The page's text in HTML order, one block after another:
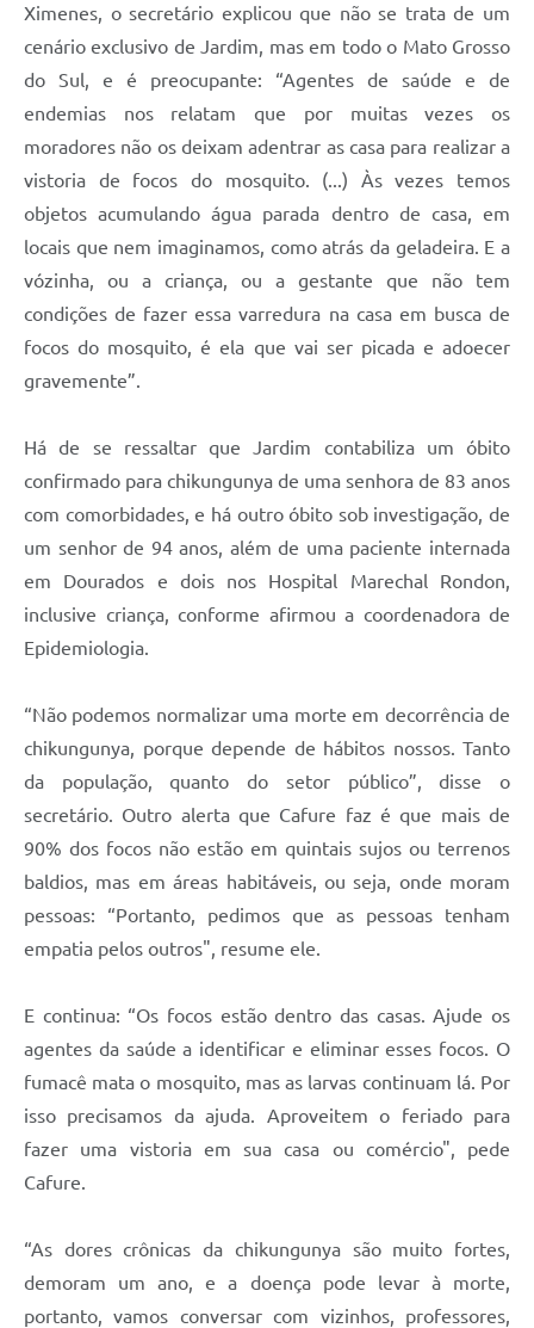
Ximenes, o secretário explicou que não se trata de um
cenário exclusivo de Jardim, mas em todo o Mato Grosso
do Sul, e é preocupante: “Agentes de saúde e de
endemias nos relatam que por muitas vezes os
moradores não os deixam adentrar as casa para realizar a
vistoria de focos do mosquito. (...) Às vezes temos
objetos acumulando água parada dentro de casa, em
locais que nem imaginamos, como atrás da geladeira. E a
vózinha, ou a criança, ou a gestante que não tem
condições de fazer essa varredura na casa em busca de
focos do mosquito, é ela que vai ser picada e adoecer
gravemente”.
Há de se ressaltar que Jardim contabiliza um óbito
confirmado para chikungunya de uma senhora de 83 anos
com comorbidades, e há outro óbito sob investigação, de
um senhor de 94 anos, além de uma paciente internada
em Dourados e dois nos Hospital Marechal Rondon,
inclusive criança, conforme afirmou a coordenadora de
Epidemiologia.
“Não podemos normalizar uma morte em decorrência de
chikungunya, porque depende de hábitos nossos. Tanto
da população, quanto do setor público”, disse o
secretário. Outro alerta que Cafure faz é que mais de
90% dos focos não estão em quintais sujos ou terrenos
baldios, mas em áreas habitáveis, ou seja, onde moram
pessoas: “Portanto, pedimos que as pessoas tenham
empatia pelos outros", resume ele.
E continua: “Os focos estão dentro das casas. Ajude os
agentes da saúde a identificar e eliminar esses focos. O
fumacê mata o mosquito, mas as larvas continuam lá. Por
isso precisamos da ajuda. Aproveitem o feriado para
fazer uma vistoria em sua casa ou comércio", pede
Cafure.
“As dores crônicas da chikungunya são muito fortes,
demoram um ano, e a doença pode levar à morte,
portanto, vamos conversar com vizinhos, professores,